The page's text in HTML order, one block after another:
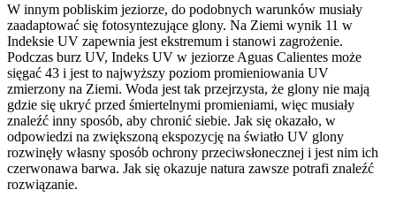
W innym pobliskim jeziorze, do podobnych warunków musiały
zaadaptować się fotosyntezujące glony. Na Ziemi wynik 11 w
Indeksie UV zapewnia jest ekstremum i stanowi zagrożenie.
Podczas burz UV, Indeks UV w jeziorze Aguas Calientes może
sięgać 43 i jest to najwyższy poziom promieniowania UV
zmierzony na Ziemi. Woda jest tak przejrzysta, że glony nie mają
gdzie się ukryć przed śmiertelnymi promieniami, więc musiały
znaleźć inny sposób, aby chronić siebie. Jak się okazało, w
odpowiedzi na zwiększoną ekspozycję na światło UV glony
rozwinęły własny sposób ochrony przeciwsłonecznej i jest nim ich
czerwonawa barwa. Jak się okazuje natura zawsze potrafi znaleźć
rozwiązanie.